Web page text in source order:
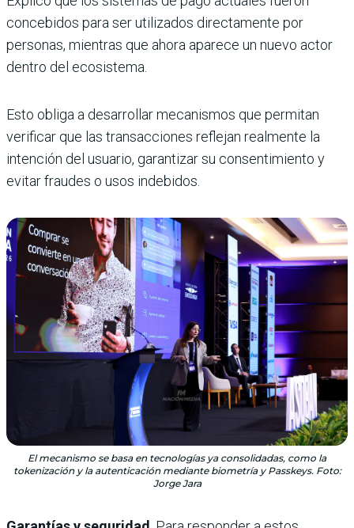
concebidos para ser utilizados directamente por
personas, mientras que ahora aparece un nuevo actor
dentro del ecosistema.
Esto obliga a desarrollar mecanismos que permitan
verificar que las transacciones reflejan realmente la
intención del usuario, garantizar su consentimiento y
evitar fraudes o usos indebidos.
El mecanismo se basa en tecnologías ya consolidadas, como la
tokenización y la autenticación mediante biometría y Passkeys. Foto:
Jorge Jara